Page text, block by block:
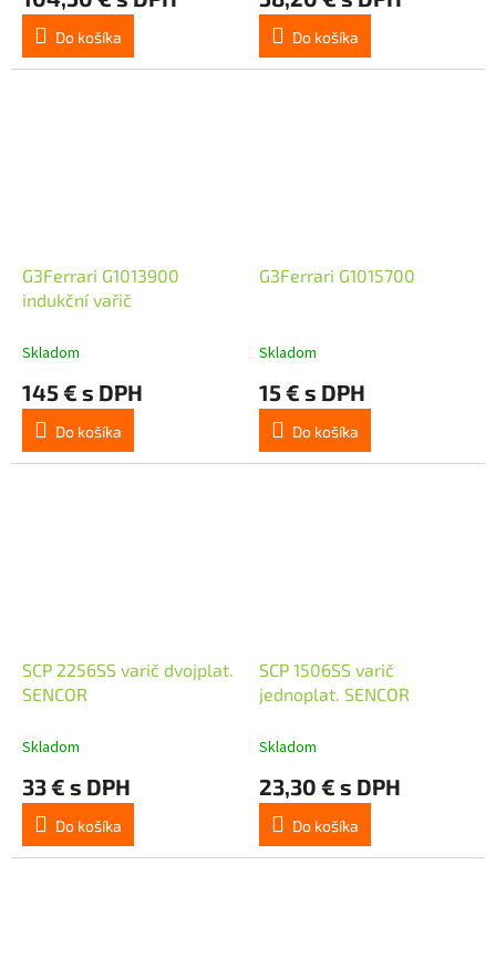
Do košíka Do košíka
G3Ferrari G1013900
indukční vařič
Skladom
145 € s DPH
Do košíka
G3Ferrari G1015700
Skladom
15 € s DPH
Do košíka
SCP 2256SS varič dvojplat.
SENCOR
Skladom
33 € s DPH
Do košíka
SCP 1506SS varič
jednoplat. SENCOR
Skladom
23,30 € s DPH
Do košíka